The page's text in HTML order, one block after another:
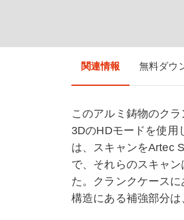
関連情報 無料ダウ
このアルミ鋳物のク
3DのHDモードを使用
は、スキャンをArtec
で、それらのスキャ
た。クランクケース
構造にある補強部分は